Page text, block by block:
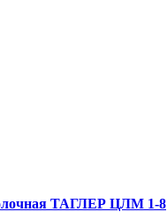
ТАГЛЕР ЦЛМ 1-8